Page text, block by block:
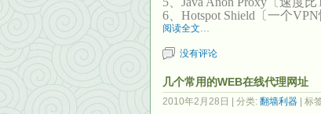
6、Hotspot Shield〔一个
阅读全文…
没有评论
几个常用的WEB在线代理网址
2010年2月28日 | 分类: 翻墙利器 | 标